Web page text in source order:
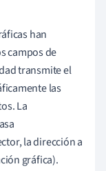
han
campos de
transmite el
las
La
la dirección a
gráfica).